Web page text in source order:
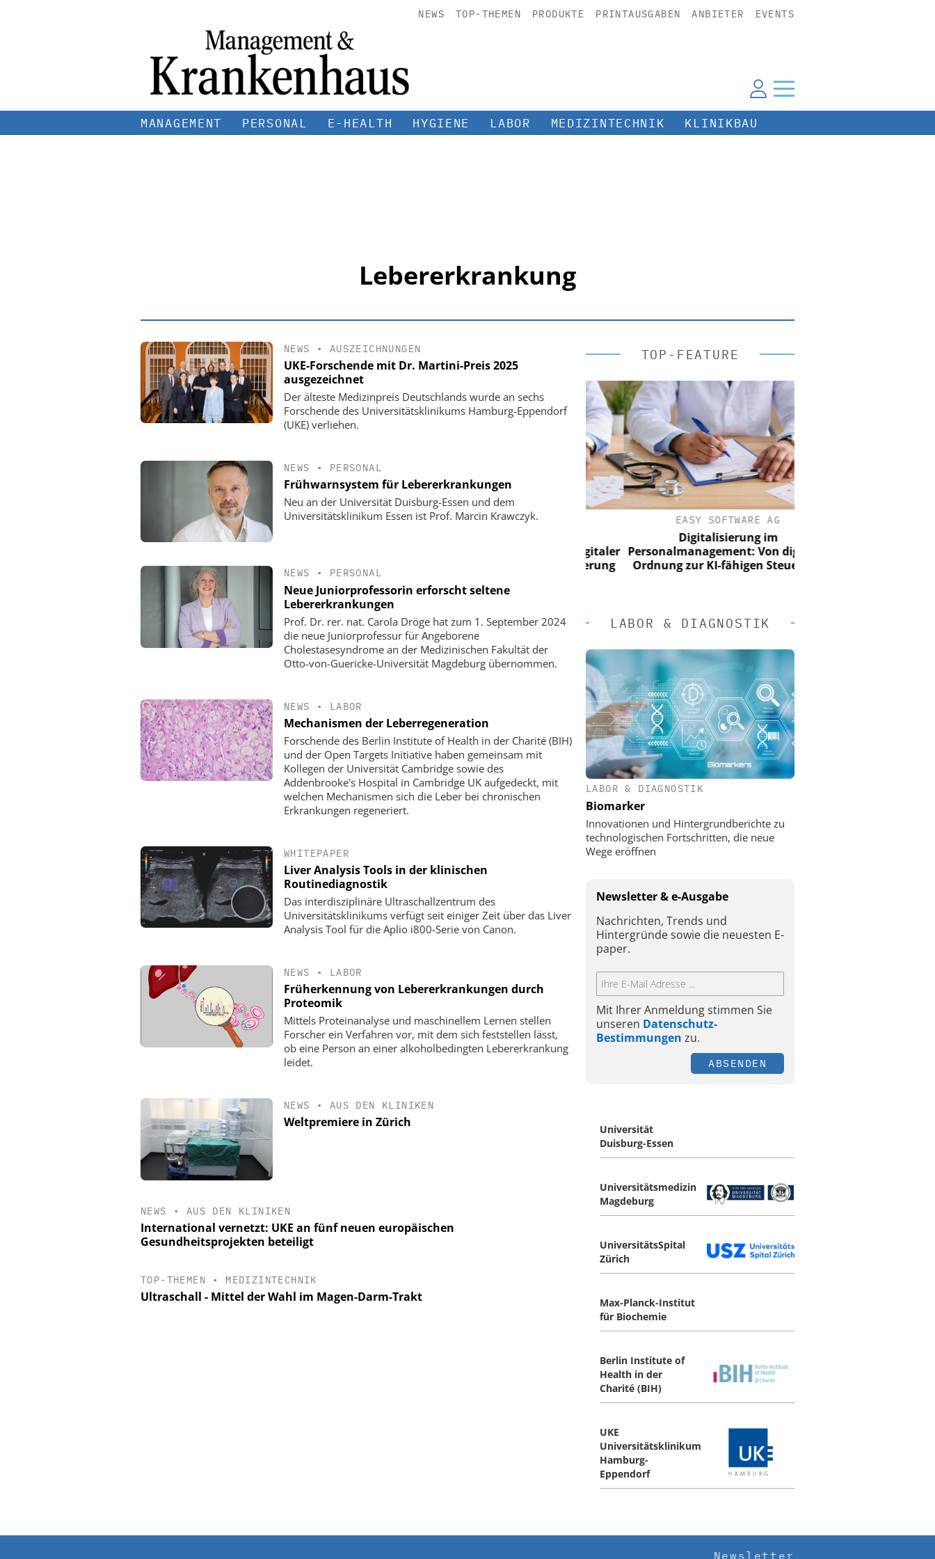
NEWS TOP-THEMEN PRODUKTE PRINTAUSGABEN ANBIETER EVENTS
MANAGEMENT PERSONAL E-HEALTH HYGIENE LABOR MEDIZINTECHNIK KLINIKBAU
Lebererkrankung
NEWS • AUSZEICHNUNGEN
UKE-Forschende mit Dr. Martini-Preis 2025
ausgezeichnet
Der älteste Medizinpreis Deutschlands wurde an sechs
Forschende des Universitätsklinikums Hamburg-Eppendorf
(UKE) verliehen.
NEWS • PERSONAL
Frühwarnsystem für Lebererkrankungen
Neu an der Universität Duisburg-Essen und dem
Universitätsklinikum Essen ist Prof. Marcin Krawczyk.
NEWS • PERSONAL
Neue Juniorprofessorin erforscht seltene
Lebererkrankungen
Prof. Dr. rer. nat. Carola Dröge hat zum 1. September 2024
die neue Juniorprofessur für Angeborene
Cholestasesyndrome an der Medizinischen Fakultät der
Otto-von-Guericke-Universität Magdeburg übernommen.
NEWS • LABOR
Mechanismen der Leberregeneration
Forschende des Berlin Institute of Health in der Charité (BIH)
und der Open Targets Initiative haben gemeinsam mit
Kollegen der Universität Cambridge sowie des
Addenbrooke's Hospital in Cambridge UK aufgedeckt, mit
welchen Mechanismen sich die Leber bei chronischen
Erkrankungen regeneriert.
WHITEPAPER
Liver Analysis Tools in der klinischen
Routinediagnostik
Das interdisziplinäre Ultraschallzentrum des
Universitätsklinikums verfügt seit einiger Zeit über das Liver
Analysis Tool für die Aplio i800-Serie von Canon.
NEWS • LABOR
Früherkennung von Lebererkrankungen durch
Proteomik
Mittels Proteinanalyse und maschinellem Lernen stellen
Forscher ein Verfahren vor, mit dem sich feststellen lässt,
ob eine Person an einer alkoholbedingten Lebererkrankung
leidet.
NEWS • AUS DEN KLINIKEN
Weltpremiere in Zürich
NEWS • AUS DEN KLINIKEN
International vernetzt: UKE an fünf neuen europäischen
Gesundheitsprojekten beteiligt
TOP-THEMEN • MEDIZINTECHNIK
Ultraschall - Mittel der Wahl im Magen-Darm-Trakt
TOP-FEATURE
EASY SOFTWARE AG
Digitalisierung im
Ordnung zur KI-fähigen Steuerung
EASY SOFTWARE AG
Personalmanagement: Von digitaler
EASY SOFTWARE AG
Digitalisierung im
Personalmanagement: Von digitaler
Ordnung zur KI-fähigen Steuerung
LABOR & DIAGNOSTIK
LABOR & DIAGNOSTIK
Biomarker
Innovationen und Hintergrundberichte zu
technologischen Fortschritten, die neue
Wege eröffnen
Newsletter & e-Ausgabe
Nachrichten, Trends und
Hintergründe sowie die neuesten E-
paper.
Mit Ihrer Anmeldung stimmen Sie
unseren Datenschutz-
Bestimmungen zu.
ABSENDEN
Universität
Duisburg-Essen
Universitätsmedizin
Magdeburg
UniversitätsSpital
Zürich
Max-Planck-Institut
für Biochemie
Berlin Institute of
Health in der
Charité (BIH)
UKE
Universitätsklinikum
Hamburg-
Eppendorf
Newsletter